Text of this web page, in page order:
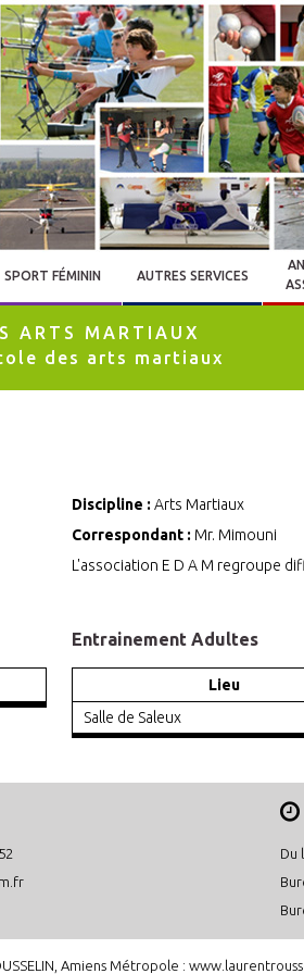
SPORT FÉMININ AUTRES SERVICES
ARTS MARTIAUX
des arts martiaux
Discipline :Arts Martiaux
Correspondant : Mr. Mimouni
Entrainement Adultes
Lieu
Salle de Saleux
L'association E D A M regroupe
Du
Amiens Métropole :